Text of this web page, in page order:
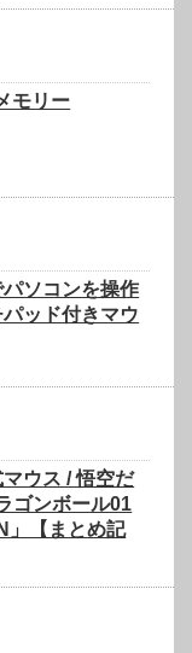
モリー
ソコンを操作
ッド付きマウ
ウス / 悟空だ
ゴンボール01
」【まとめ記